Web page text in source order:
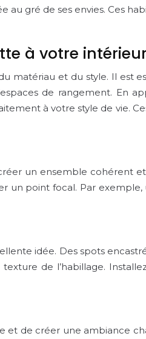
gré de ses envies. Ces
à votre intérieur
matériau et du style. Il est
de rangement. En
à votre style de vie.
un ensemble cohérent
un point focal. Par
idée. Des spots
de l’habillage.
de créer une ambiance